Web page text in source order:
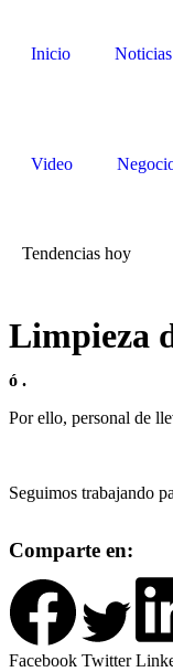
Inicio Noticias
Video
Tendencias hoy
Limpieza
ó .
Por ello, personal de
Seguimos trabajando
Comparte en:
Facebook Twitter